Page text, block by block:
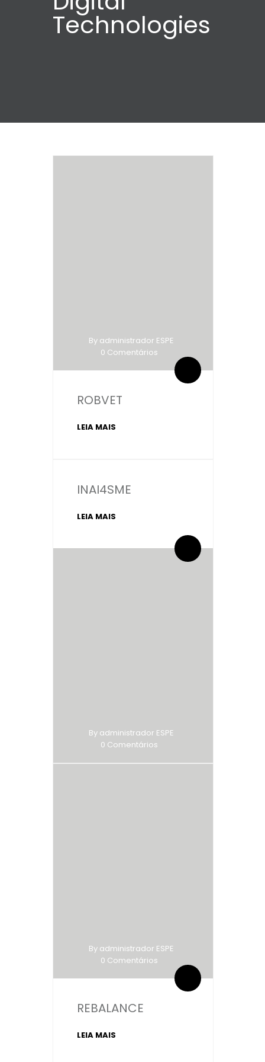
Technologies
By administrador ESPE
0 Comentários
ROBVET
LEIA MAIS
INAI4SME
LEIA MAIS
By administrador ESPE
0 Comentários
By administrador ESPE
0 Comentários
REBALANCE
LEIA MAIS